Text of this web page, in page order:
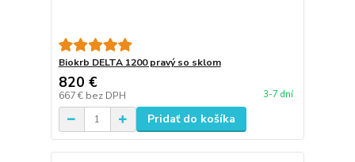
Biokrb DELTA 1200 pravý so sklom
820 €
667 € bez DPH 3-7 dní
Pridať do košíka